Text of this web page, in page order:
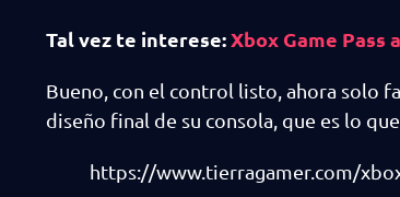
Tal vez te interese:Xbox Game
Bueno, con el control listo, ahora solo
diseño final de su consola, que es lo
https://www.tierragamer.com/